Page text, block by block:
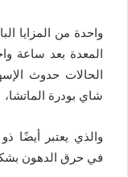
واحدة من المزايا
المعدة بعد ساعة
الحالات حدوث
شاي بودرة الماتشا،
والذي يعتبر أيضًا
في حرق الدهون